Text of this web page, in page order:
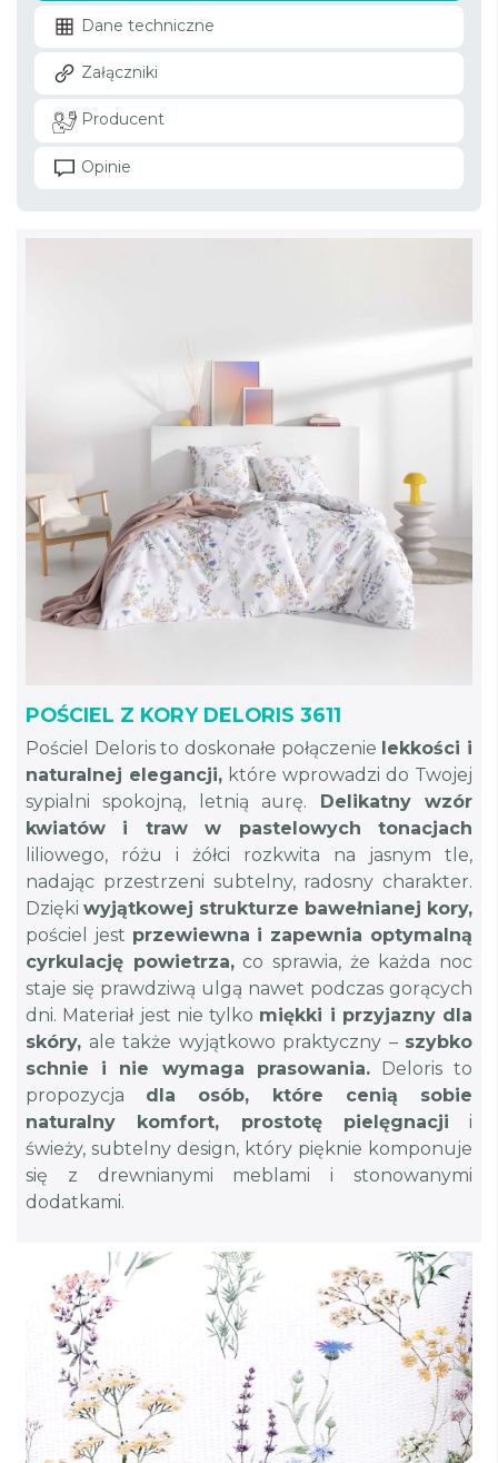
Dane techniczne
Załączniki
Producent
Opinie
POŚCIEL Z KORY DELORIS 3611
Pościel Deloris to doskonałe połączenie lekkości i
naturalnej elegancji, które wprowadzi do Twojej
sypialni spokojną, letnią aurę. Delikatny wzór
kwiatów i traw w pastelowych tonacjach
liliowego, różu i żółci rozkwita na jasnym tle,
nadając przestrzeni subtelny, radosny charakter.
Dzięki wyjątkowej strukturze bawełnianej kory,
pościel jest przewiewna i zapewnia optymalną
cyrkulację powietrza,co sprawia, że każda noc
staje się prawdziwą ulgą nawet podczas gorących
dni. Materiał jest nie tylko miękki i przyjazny dla
skóry, ale także wyjątkowo praktyczny – szybko
schnie i nie wymaga prasowania.Deloris to
propozycja dla osób, które cenią sobie
naturalny komfort, prostotę pielęgnacji i
świeży, subtelny design, który pięknie komponuje
się z drewnianymi meblami i stonowanymi
dodatkami.